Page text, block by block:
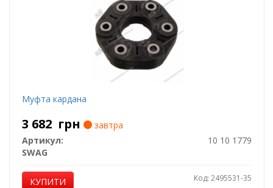
Муфтa кардана
3 682 грн
завтра
Артикул:
10 10 1779
SWAG
КУПИТИ Код: 2495531-35